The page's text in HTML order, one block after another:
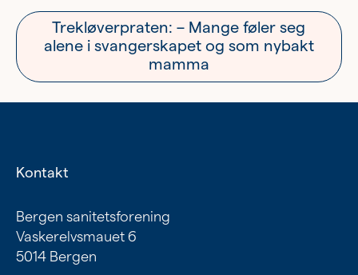
Trekløverpraten: – Mange føler seg
alene i svangerskapet og som nybakt
mamma
Kontakt
Bergen sanitetsforening
Vaskerelvsmauet 6
5014 Bergen